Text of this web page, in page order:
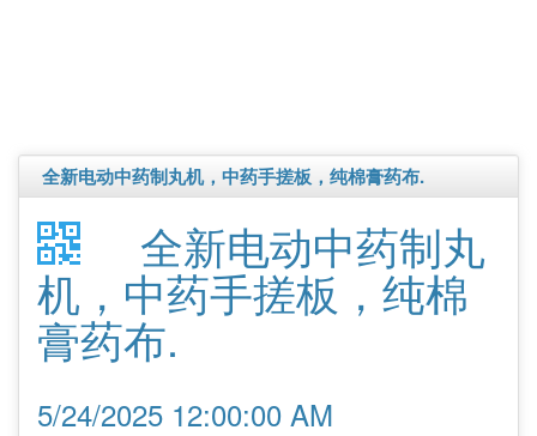
全新电动中药制丸机，中药手搓板，纯棉膏药布.
全新电动中药制丸
机，中药手搓板，纯棉
膏药布.
5/24/2025 12:00:00 AM